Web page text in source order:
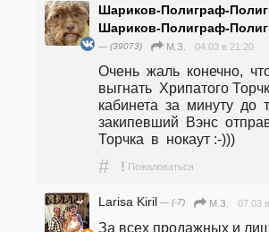
Шариков-Полиграф-
Шариков-Полиграф-
— (39073) М.З. 04.03 в 21:20
Очень  жаль  конечно,
выгнать  Хрипатого
кабинета  за  минуту  до
закипевший  Вэнс
Торчка  в  нокаут :-)))
# ! Пожаловаться
Larisa Kiril — (-7) М.З. 07.03
За всех продажных и